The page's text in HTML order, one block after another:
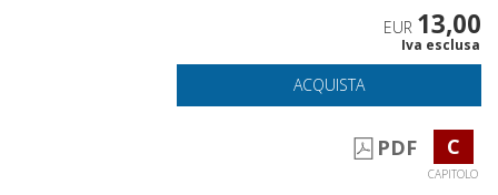
EUR 13,00
Iva esclusa
ACQUISTA
PDF C
CAPITOLO